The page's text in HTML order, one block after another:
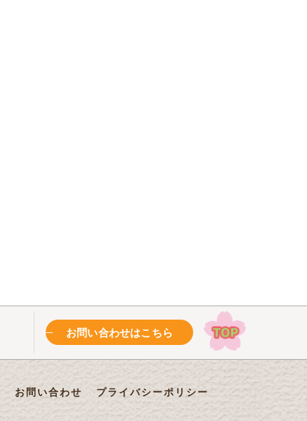
お問い合わせはこちら
お問い合わせ
プライバシーポリシー